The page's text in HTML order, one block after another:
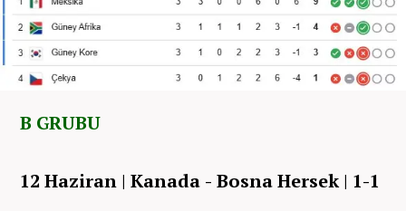
B GRUBU
12 Haziran | Kanada - Bosna Hersek | 1-1